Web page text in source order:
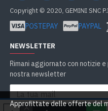
Copyright © 2020, GEMINI SNC
POSTEPAY PAYPAL
NEWSLETTER
Rimani aggiornato con notizie
nostra newsletter
Approfittate delle offerte del